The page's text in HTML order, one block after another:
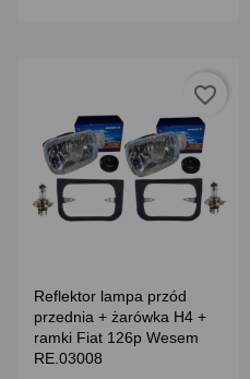
Reflektor lampa przód
przednia + żarówka H4 +
ramki Fiat 126p Wesem
RE.03008
favorite_border